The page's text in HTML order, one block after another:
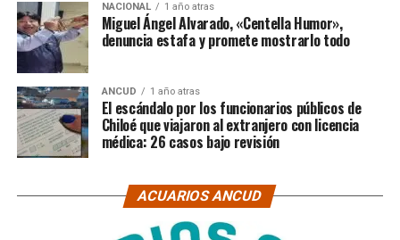
NACIONAL 1 año atras
Miguel Ángel Alvarado, «Centella Humor»,
denuncia estafa y promete mostrarlo todo
ANCUD 1 año atras
El escándalo por los funcionarios públicos de
Chiloé que viajaron al extranjero con licencia
médica: 26 casos bajo revisión
ACUARIOS ANCUD